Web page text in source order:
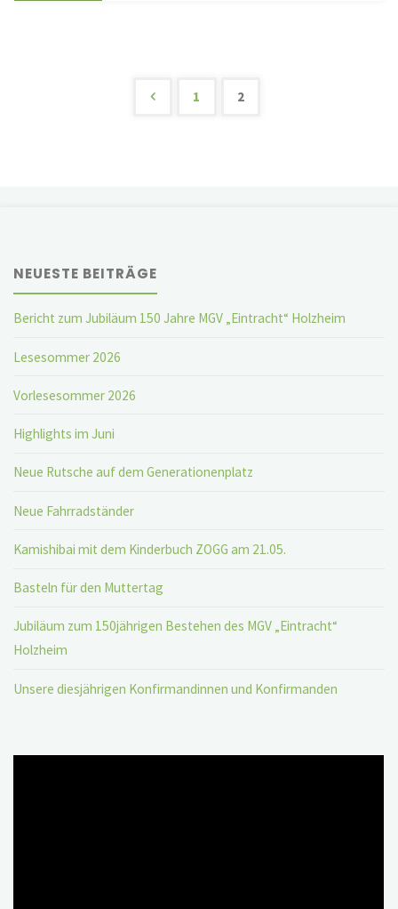
1 2
NEUESTE BEITRÄGE
Bericht zum Jubiläum 150 Jahre MGV „Eintracht“ Holzheim
Lesesommer 2026
Vorlesesommer 2026
Highlights im Juni
Neue Rutsche auf dem Generationenplatz
Neue Fahrradständer
Kamishibai mit dem Kinderbuch ZOGG am 21.05.
Basteln für den Muttertag
Jubiläum zum 150jährigen Bestehen des MGV „Eintracht“
Holzheim
Unsere diesjährigen Konfirmandinnen und Konfirmanden